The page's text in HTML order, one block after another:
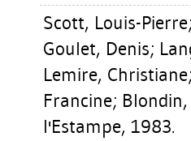
Scott, Louis-Pierre
Goulet, Denis;
Lemire, Christiane
Francine; Blondin,
l'Estampe, 1983.